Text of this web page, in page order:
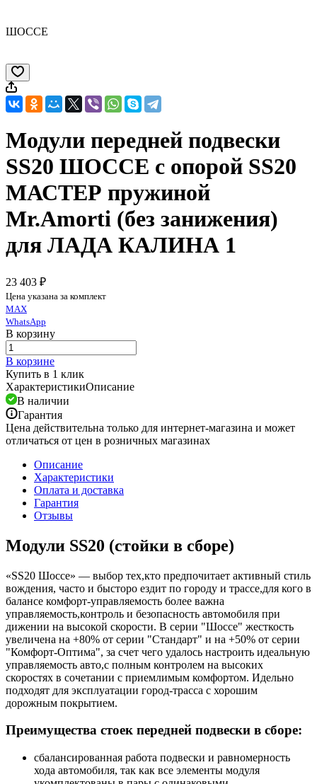
ШОССЕ
Модули передней подвески
SS20 ШОССЕ c опорой SS20
МАСТЕР пружиной
Mr.Amorti (без занижения)
для ЛАДА КАЛИНА 1
23 403 ₽
Цена указана за комплект
MAX
WhatsApp
В корзину
В корзине
Купить в 1 клик
ХарактеристикиОписание
В наличии
Гарантия
Цена действительна только для интернет-магазина и может
отличаться от цен в розничных магазинах
Описание
Характеристики
Оплата и доставка
Гарантия
Отзывы
Модули SS20 (стойки в сборе)
«SS20 Шоссе» — выбор тех,кто предпочитает активный стиль
вождения, часто и бысторо ездит по городу и трассе,для кого в
балансе комфорт-управляемость более важна
управляемость,контроль и безопасность автомобиля при
дижении на высокой скорости. В серии "Шоссе" жесткость
увеличена на +80% от серии "Стандарт" и на +50% от серии
"Комфорт-Оптима", за счет чего удалось настроить идеальную
управляемость авто,с полным контролем на высоких
скоростях в сочетании с приемлимым комфортом. Идельно
подходят для эксплуатации город-трасса с хорошим
дорожным покрытием.
Преимущества стоек передней подвески в сборе:
сбалансированная работа подвески и равномерность
хода автомобиля, так как все элементы модуля